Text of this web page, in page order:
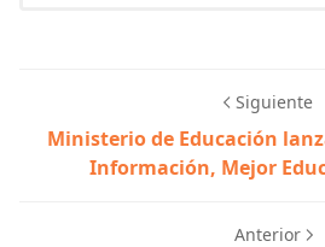
Siguiente
Ministerio de Educación
Información, Mejor
Anterior